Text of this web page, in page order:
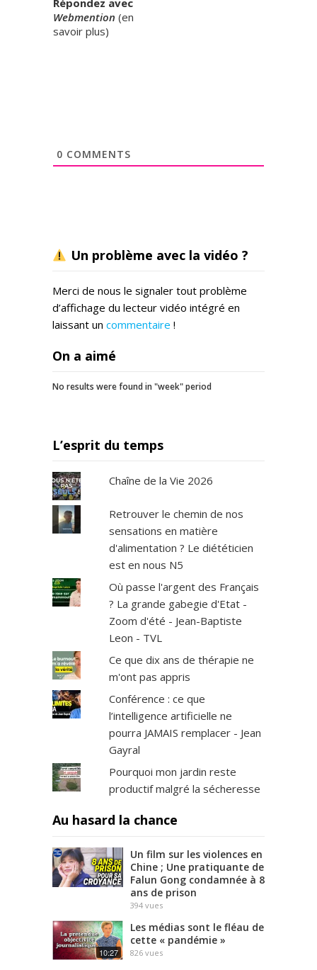
Webmention (en
savoir plus)
0 COMMENTS
Un problème avec la vidéo ?
Merci de nous le signaler tout problème
d’affichage du lecteur vidéo intégré en
laissant un commentaire !
On a aimé
No results were found in "week" period
L’esprit du temps
Chaîne de la Vie 2026
Retrouver le chemin de nos
sensations en matière
d'alimentation ? Le diététicien
est en nous N5
Où passe l'argent des Français
? La grande gabegie d'Etat -
Zoom d'été - Jean-Baptiste
Leon - TVL
Ce que dix ans de thérapie ne
m'ont pas appris
Conférence : ce que
l’intelligence artificielle ne
pourra JAMAIS remplacer - Jean
Gayral
Pourquoi mon jardin reste
productif malgré la sécheresse
Au hasard la chance
Un film sur les violences en
Chine ; Une pratiquante de
Falun Gong condamnée à 8
ans de prison
394 vues
10:27
Les médias sont le fléau de
cette « pandémie »
826 vues